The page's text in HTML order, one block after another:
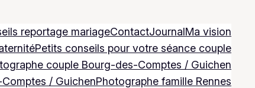
reportage mariageContactJournalMa vision
Petits conseils pour votre séance couple
couple Bourg-des-Comptes / Guichen
/ GuichenPhotographe famille Rennes